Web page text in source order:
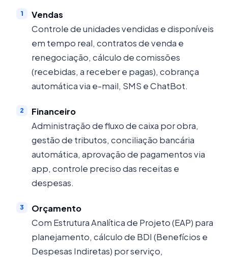
Vendas
Controle de unidades vendidas e disponíveis
em tempo real, contratos de venda e
renegociação, cálculo de comissões
(recebidas, a receber e pagas), cobrança
automática via e-mail, SMS e ChatBot.
Financeiro
Administração de fluxo de caixa por obra,
gestão de tributos, conciliação bancária
automática, aprovação de pagamentos via
app, controle preciso das receitas e
despesas.
Orçamento
Com Estrutura Analítica de Projeto (EAP) para
planejamento, cálculo de BDI (Benefícios e
Despesas Indiretas) por serviço,